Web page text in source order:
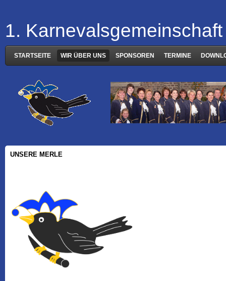
1.
STARTSEITE WIR ÜBER UNS SPONSOREN TERMINE
UNSERE MERLE